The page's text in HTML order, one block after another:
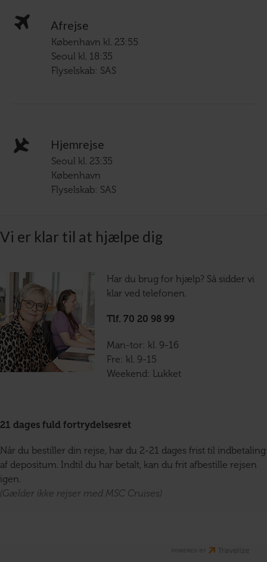
Afrejse
København kl. 23:55
Seoul kl. 18:35
Flyselskab: SAS
Hjemrejse
Seoul kl. 23:35
København
Flyselskab: SAS
Vi er klar til at hjælpe dig
Har du brug for hjælp? Så sidder vi
klar ved telefonen.
Tlf. 70 20 98 99
Man-tor: kl. 9-16
Fre: kl. 9-15
Weekend: Lukket
21 dages fuld fortrydelsesret
Når du bestiller din rejse, har du 2-21 dages frist til indbetaling
af depositum. Indtil du har betalt, kan du frit afbestille rejsen
igen.
(Gælder ikke rejser med MSC Cruises)